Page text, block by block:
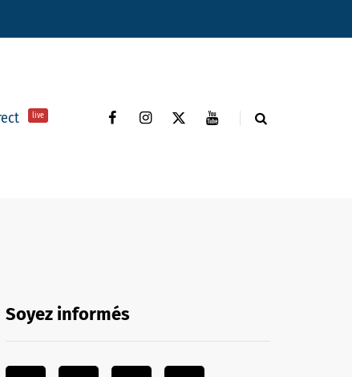
live
Soyez informés